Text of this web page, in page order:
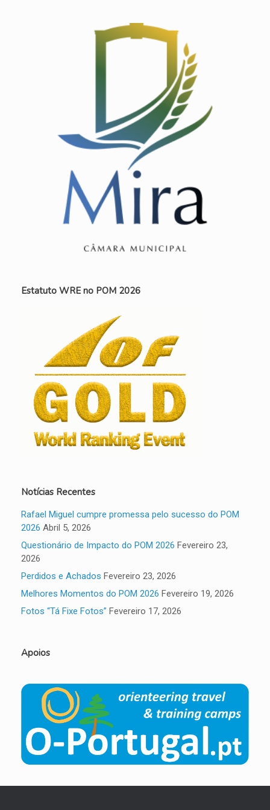
Estatuto WRE no POM 2026
Notícias Recentes
Rafael Miguel cumpre promessa pelo sucesso do POM
2026 Abril 5, 2026
Questionário de Impacto do POM 2026 Fevereiro 23,
2026
Perdidos e Achados Fevereiro 23, 2026
Melhores Momentos do POM 2026 Fevereiro 19, 2026
Fotos “Tá Fixe Fotos” Fevereiro 17, 2026
Apoios